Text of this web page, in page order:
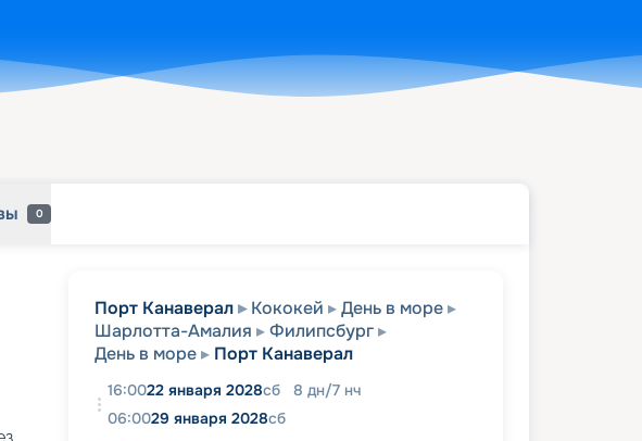
0
Порт Канаверал Кококей
День в море
Шарлотта-Амалия
Филипсбург
День в море
Порт Канаверал
16:0022 января 2028сб 8 дн/7 нч
06:0029 января 2028сб